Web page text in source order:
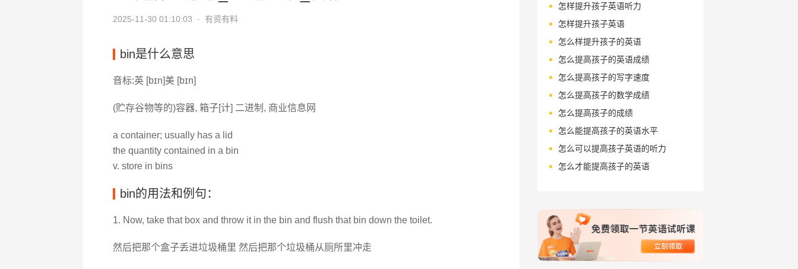
2025-11-30 01:10:03 · 有资有料
bin是什么意思
音标:英 [bɪn]美 [bɪn]
(贮存谷物等的)容器, 箱子[计] 二进制, 商业信息网
a container; usually has a lid
the quantity contained in a bin
v. store in bins
bin的用法和例句：
1. Now, take that box and throw it in the bin and flush that bin down the toilet.
然后把那个盒子丢进垃圾桶里 然后把那个垃圾桶从厕所里冲走
怎样提升孩子英语听力
怎样提升孩子英语
怎么样提升孩子的英语
怎么提高孩子的英语成绩
怎么提高孩子的写字速度
怎么提高孩子的数学成绩
怎么提高孩子的成绩
怎么能提高孩子的英语水平
怎么可以提高孩子英语的听力
怎么才能提高孩子的英语